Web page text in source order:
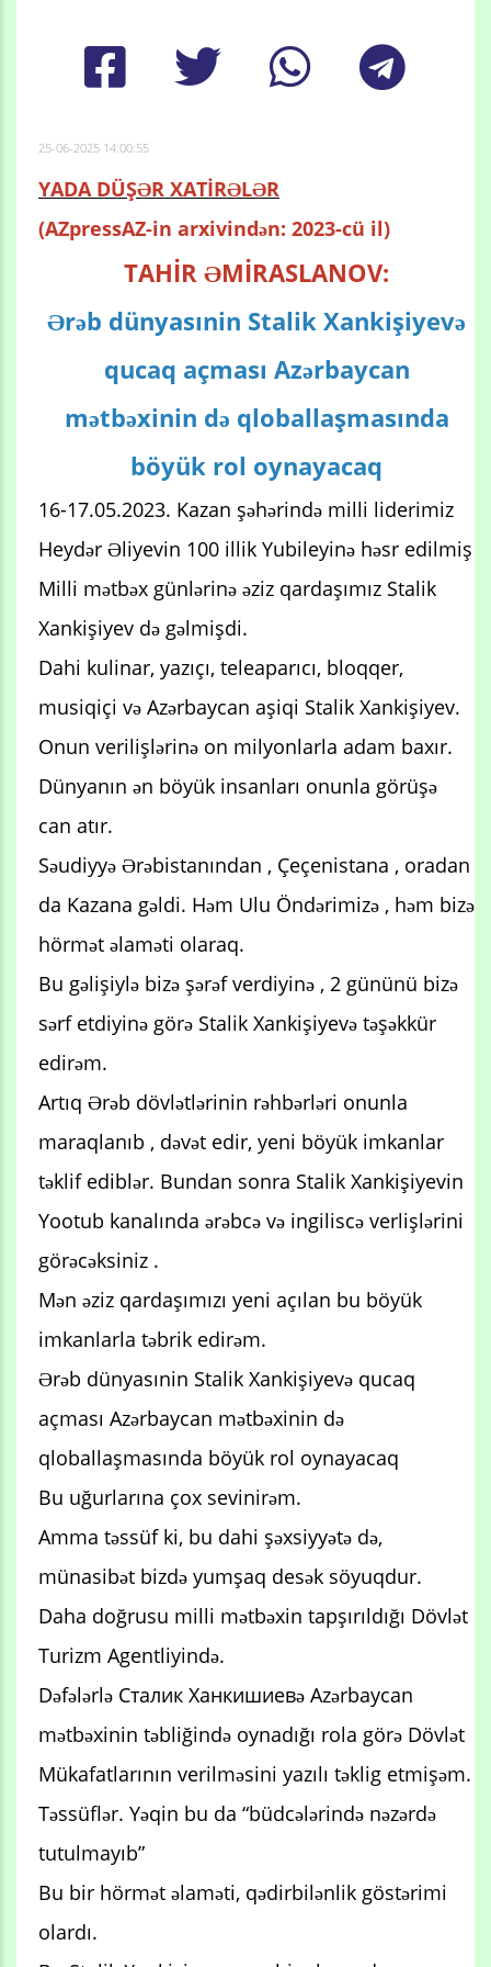
25-06-2025 14:00:55
YADA DÜŞƏR XATİRƏLƏR
(AZpressAZ-in arxivindən: 2023-cü il)
TAHİR ƏMİRASLANOV:
Ərəb dünyasınin Stalik Xankişiyevə
qucaq açması Azərbaycan
mətbəxinin də qloballaşmasında
böyük rol oynayacaq
16-17.05.2023. Kazan şəhərində milli liderimiz
Heydər Əliyevin 100 illik Yubileyinə həsr edilmiş
Milli mətbəx günlərinə əziz qardaşımız Stalik
Xankişiyev də gəlmişdi.
Dahi kulinar, yazıçı, teleaparıcı, bloqqer,
musiqiçi və Azərbaycan aşiqi Stalik Xankişiyev.
Onun verilişlərinə on milyonlarla adam baxır.
Dünyanın ən böyük insanları onunla görüşə
can atır.
Səudiyyə Ərəbistanından , Çeçenistana , oradan
da Kazana gəldi. Həm Ulu Öndərimizə , həm bizə
hörmət əlaməti olaraq.
Bu gəlişiylə bizə şərəf verdiyinə , 2 gününü bizə
sərf etdiyinə görə Stalik Xankişiyevə təşəkkür
edirəm.
Artıq Ərəb dövlətlərinin rəhbərləri onunla
maraqlanıb , dəvət edir, yeni böyük imkanlar
təklif ediblər. Bundan sonra Stalik Xankişiyevin
Yootub kanalında ərəbcə və ingiliscə verlişlərini
görəcəksiniz .
Mən əziz qardaşımızı yeni açılan bu böyük
imkanlarla təbrik edirəm.
Ərəb dünyasınin Stalik Xankişiyevə qucaq
açması Azərbaycan mətbəxinin də
qloballaşmasında böyük rol oynayacaq
Bu uğurlarına çox sevinirəm.
Amma təssüf ki, bu dahi şəxsiyyətə də,
münasibət bizdə yumşaq desək söyuqdur.
Daha doğrusu milli mətbəxin tapşırıldığı Dövlət
Turizm Agentliyində.
Dəfələrlə Сталик Ханкишиевə Azərbaycan
mətbəxinin təbliğində oynadığı rola görə Dövlət
Mükafatlarının verilməsini yazılı təklig etmişəm.
Təssüflər. Yəqin bu da “büdcələrində nəzərdə
tutulmayıb”
Bu bir hörmət əlaməti, qədirbilənlik göstərimi
olardı.